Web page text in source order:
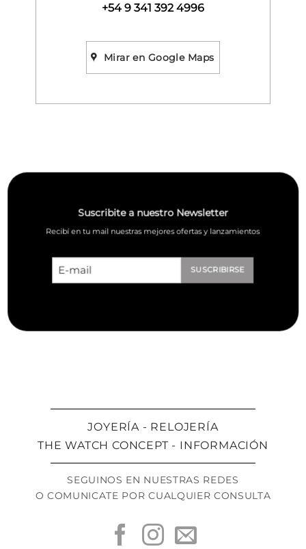
+54 9 341 392 4996
Mirar en Google Maps
Suscribite a nuestro Newsletter
Recibí en tu mail nuestras mejores ofertas y lanzamientos
Email
JOYERÍA - RELOJERÍA
THE WATCH CONCEPT - INFORMACIÓN
SEGUINOS EN NUESTRAS REDES
O COMUNICATE POR CUALQUIER CONSULTA